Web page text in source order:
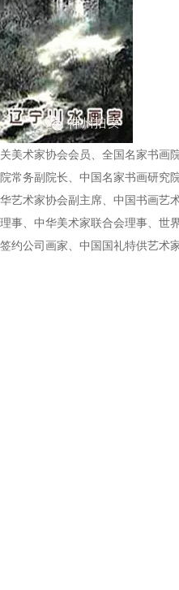
美术家协会会员、全国名家书
常务副院长、中国名家书画研
艺术家协会副主席、中国书画
事、中华美术家联合会理事、世
公司画家、中国国礼特供艺术